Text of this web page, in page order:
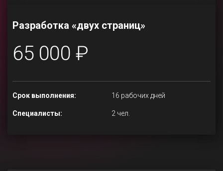
Разработка «двух страниц»
65 000 ₽
Срок выполнения: 16 рабочих дней
Специалисты: 2 чел.